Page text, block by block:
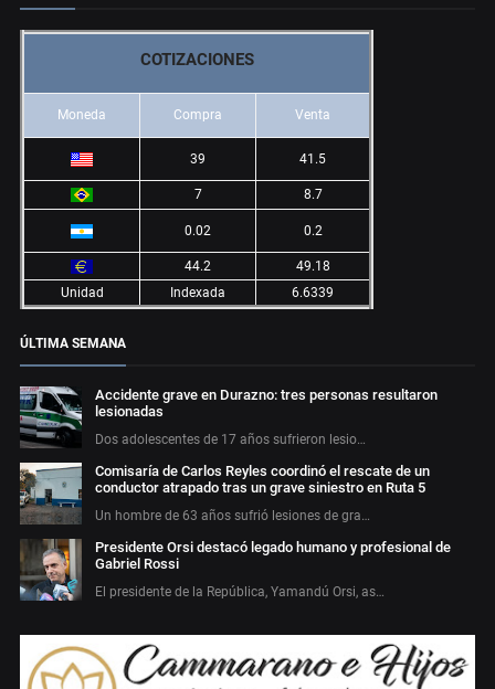
COTIZACIONES
Moneda Compra Venta
39 41.5
7 8.7
0.02 0.2
44.2
49.18
Unidad
Indexada 6.6339
ÚLTIMA SEMANA
Accidente grave en Durazno: tres personas resultaron
lesionadas
Dos adolescentes de 17 años sufrieron lesio…
Comisaría de Carlos Reyles coordinó el rescate de un
conductor atrapado tras un grave siniestro en Ruta 5
Un hombre de 63 años sufrió lesiones de gra…
Presidente Orsi destacó legado humano y profesional de
Gabriel Rossi
El presidente de la República, Yamandú Orsi, as…